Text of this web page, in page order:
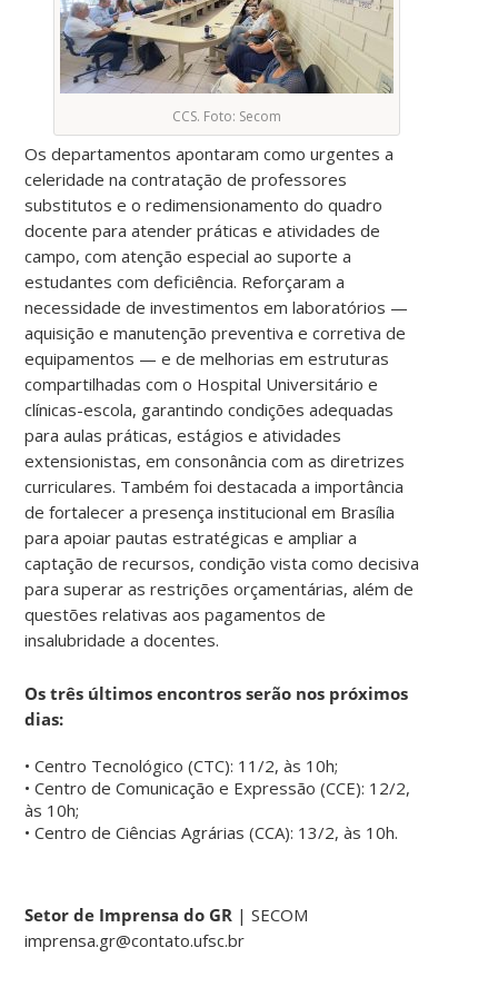
CCS. Foto: Secom
Os departamentos apontaram como urgentes a
celeridade na contratação de professores
substitutos e o redimensionamento do quadro
docente para atender práticas e atividades de
campo, com atenção especial ao suporte a
estudantes com deficiência. Reforçaram a
necessidade de investimentos em laboratórios —
aquisição e manutenção preventiva e corretiva de
equipamentos — e de melhorias em estruturas
compartilhadas com o Hospital Universitário e
clínicas-escola, garantindo condições adequadas
para aulas práticas, estágios e atividades
extensionistas, em consonância com as diretrizes
curriculares. Também foi destacada a importância
de fortalecer a presença institucional em Brasília
para apoiar pautas estratégicas e ampliar a
captação de recursos, condição vista como decisiva
para superar as restrições orçamentárias, além de
questões relativas aos pagamentos de
insalubridade a docentes.
Os três últimos encontros serão nos próximos
dias:
•⁠ ⁠Centro Tecnológico (CTC): 11/2, às 10h;
•⁠ ⁠Centro de Comunicação e Expressão (CCE): 12/2,
às 10h;
•⁠ ⁠Centro de Ciências Agrárias (CCA): 13/2, às 10h.
Setor de Imprensa do GR | SECOM
imprensa.gr@contato.ufsc.br